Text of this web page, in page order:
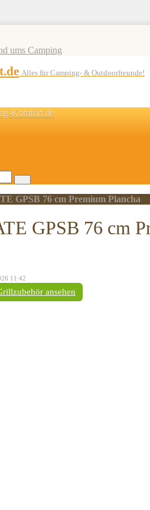
ums Camping
Alles für Camping- & Outdoorfreunde!
Komfort.de
GPSB 76 cm Premium Plancha
GPSB 76 cm
11:42
ansehen